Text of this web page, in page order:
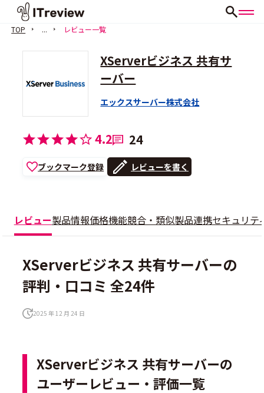
TOP ... レビュー一覧
XServerビジネス 共有サ
ーバー
エックスサーバー株式会社
4.2 24
ブックマーク登録 レビューを書く
レビュー製品情報価格機能競合・類似製品連携セキュリテ
XServerビジネス 共有サーバーの
評判・口コミ 全24件
2025 年 12 月 24 日
XServerビジネス 共有サーバーの
ユーザーレビュー・評価一覧